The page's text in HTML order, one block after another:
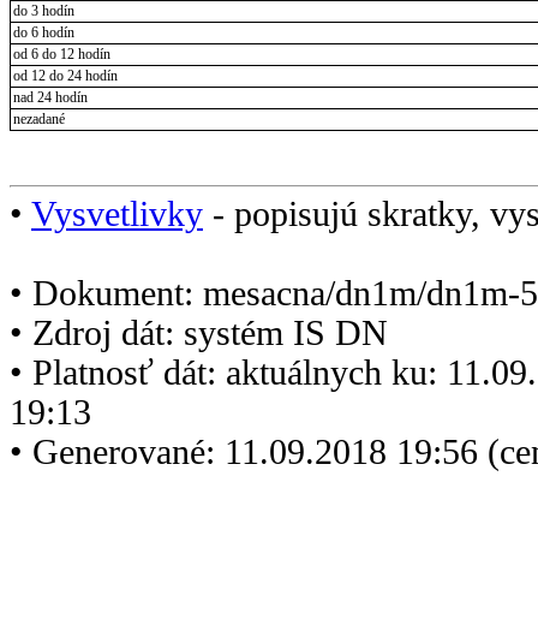
do 3 hodín
do 6 hodín
od 6 do 12 hodín
od 12 do 24 hodín
nad 24 hodín
nezadané
• Vysvetlivky - popisujú skratky,
• Dokument: mesacna/dn1m/dn1m-
• Zdroj dát: systém IS DN
• Platnosť dát: aktuálnych ku:
19:13
• Generované: 11.09.2018 19:56